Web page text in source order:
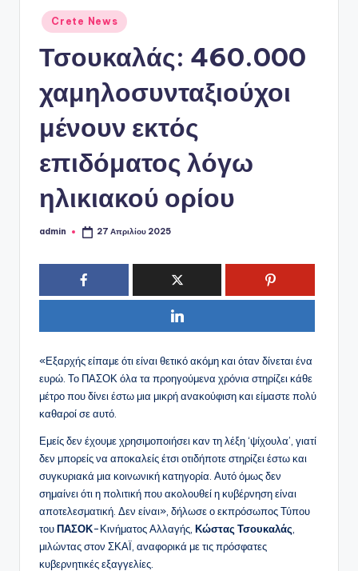
o
Αναρτήθηκε
σε
Crete News
Τσουκαλάς: 460.000
χαμηλοσυνταξιούχοι
μένουν εκτός
επιδόματος λόγω
ηλικιακού ορίου
Συγγραφέας:
admin 27 Απριλίου 2025
«Εξαρχής είπαμε ότι είναι θετικό ακόμη και όταν δίνεται ένα
ευρώ. Το ΠΑΣΟΚ όλα τα προηγούμενα χρόνια στηρίζει κάθε
μέτρο που δίνει έστω μια μικρή ανακούφιση και είμαστε πολύ
καθαροί σε αυτό.
Εμείς δεν έχουμε χρησιμοποιήσει καν τη λέξη ‘ψίχουλα’, γιατί
δεν μπορείς να αποκαλείς έτσι οτιδήποτε στηρίζει έστω και
συγκυριακά μια κοινωνική κατηγορία. Αυτό όμως δεν
σημαίνει ότι η πολιτική που ακολουθεί η κυβέρνηση είναι
αποτελεσματική. Δεν είναι», δήλωσε ο εκπρόσωπος Τύπου
τουΠΑΣΟΚ-Κινήματος Αλλαγής, Κώστας Τσουκαλάς
μιλώντας στον ΣΚΑΪ, αναφορικά με τις πρόσφατες
κυβερνητικές εξαγγελίες.